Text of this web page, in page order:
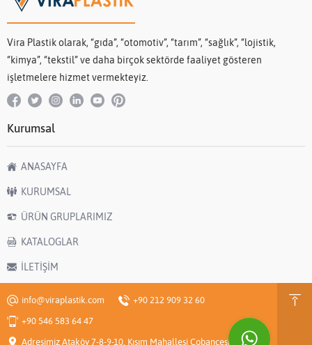
Vira Plastik olarak, “gıda”, “otomotiv”, “tarım”, “sağlık”, “lojistik,
“kimya”, “tekstil” ve daha birçok sektörde faaliyet gösteren
işletmelere hizmet vermekteyiz.
Kurumsal
ANASAYFA
KURUMSAL
ÜRÜN GRUPLARIMIZ
KATALOGLAR
İLETİŞİM
info@viraplastik.com
+90 212 909 32 60
+90 546 583 64 47
Adresimiz Ataköy 7-8-9-10. Kısım Mahallesi Çobançeşme E-5